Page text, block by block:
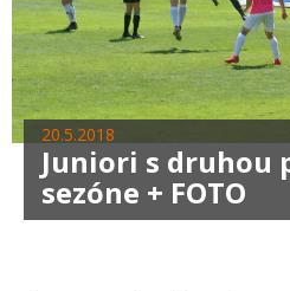
20.5.2018
Juniori s druhou
sezóne + FOTO